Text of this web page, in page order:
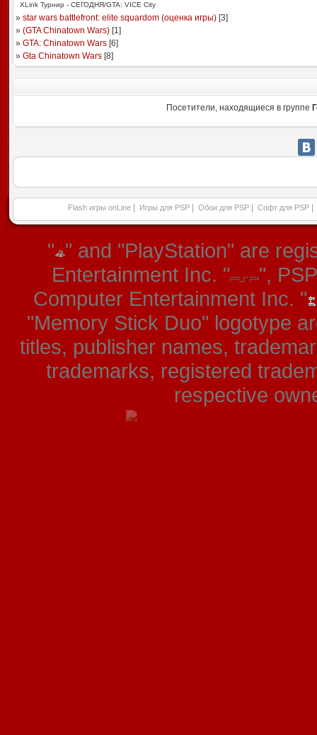
XLink Турнир - СЕГОДНЯ/GTA: VICE City
» star wars battlefront: elite squardom (оценка игры)[3]
» (GTA Chinatown Wars)[1]
» GTA: Chinatown Wars[6]
» Gta Chinatown Wars[8]
Посетители, находящиеся в группе
Flash игры onLine Игры для PSP Обои для PSP Софт для PSP
" " and "PlayStation" are
Entertainment Inc. "
",
Computer Entertainment Inc. "
"Memory Stick Duo" logotype
titles, publisher names,
trademarks, registered
respective